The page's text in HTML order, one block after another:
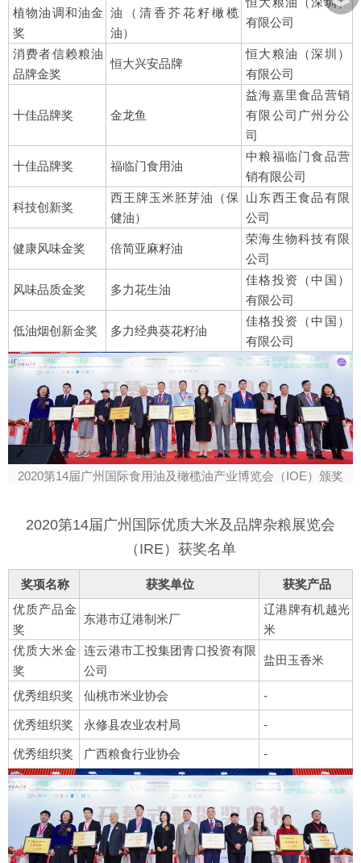
植物油调和油金
奖
油（清香芥花籽橄榄
油）
有限公司
消费者信赖粮油
品牌金奖
恒大兴安品牌
恒大粮油（深圳）
有限公司
十佳品牌奖 金龙鱼
益海嘉里食品营销
有限公司广州分公
司
十佳品牌奖 福临门食用油
中粮福临门食品营
销有限公司
科技创新奖
西王牌玉米胚芽油（保
健油）
山东西王食品有限
公司
健康风味金奖 倍简亚麻籽油
荣海生物科技有限
公司
风味品质金奖 多力花生油
佳格投资（中国）
有限公司
低油烟创新金奖 多力经典葵花籽油
佳格投资（中国）
有限公司
2020第14届广州国际食用油及橄榄油产业博览会（IOE）颁奖
2020第14届广州国际优质大米及品牌杂粮展览会
（IRE）获奖名单
奖项名称 获奖单位
获奖产品
优质产品金
奖
东港市辽港制米厂
辽港牌有机越光
米
优质大米金
奖
连云港市工投集团青口投资有限
公司
盐田玉香米
优秀组织奖 仙桃市米业协会 -
优秀组织奖 永修县农业农村局 -
优秀组织奖 广西粮食行业协会 -
︾